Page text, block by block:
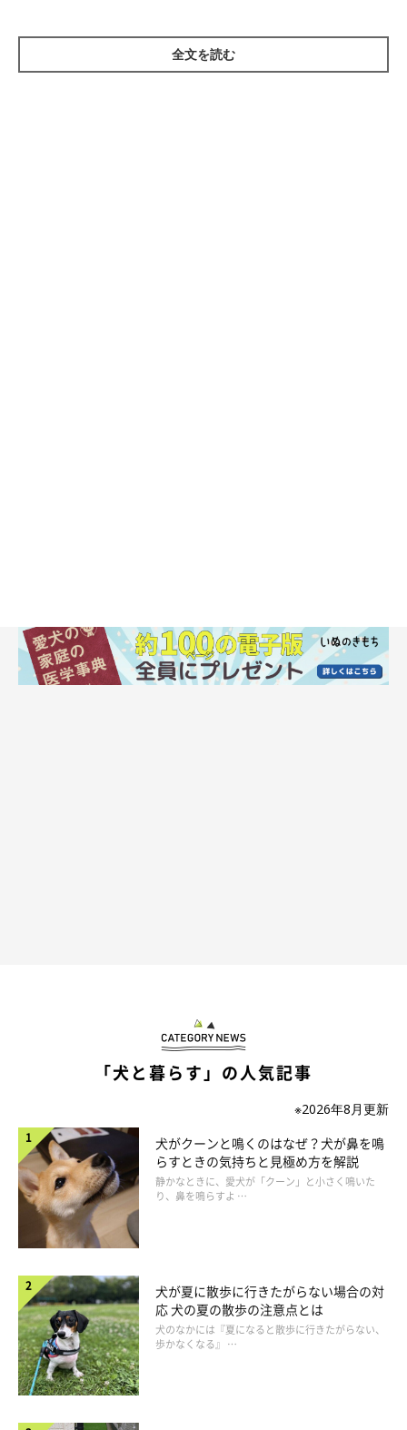
が繁殖しやすくなり、膀胱炎になる犬が増えます。
排尿回数が減る冬は、膀胱に結石ができやすくなります。できた
結石が尿路に詰まると尿が出にくくなる、血尿 などの症状が。
③気管支炎→気管支に炎症を起こし、セキな
どの症状が出る病気
気管支炎は、空気の通り道である気管支にウイルスや細菌が感染
して起こる気管支の炎症。
ウイルスのはたらきが活発になる、寒くて乾燥する冬に見られや
すいです。症状はセキや呼吸困難
全文を読む
「犬と暮らす」の人気記事
※2026年8月更新
犬がクーンと鳴くのはなぜ？犬が鼻を鳴
らすときの気持ちと見極め方を解説
静かなときに、愛犬が「クーン」と小さく鳴いた
り、鼻を鳴らすよ …
犬が夏に散歩に行きたがらない場合の対
応 犬の夏の散歩の注意点とは
犬のなかには『夏になると散歩に行きたがらない、
歩かなくなる』 …